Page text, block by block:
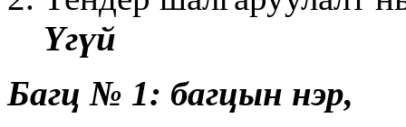
Үгүй
Багц № 1: багцын нэр,